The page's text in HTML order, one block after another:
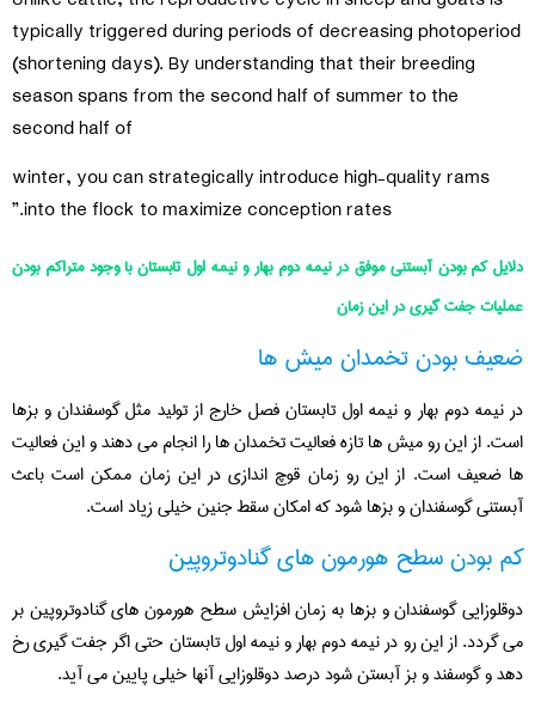
typically triggered during periods of decreasing photoperiod
(shortening days). By understanding that their breeding
season spans from the second half of summer to the
second half of
winter, you can strategically introduce high-quality rams
into the flock to maximize conception rates.”
دلایل کم بودن آبستنی موفق در نیمه دوم بهار و نیمه اول تابستان با وجود متراکم بودن
عملیات جفت گیری در این زمان
ضعیف بودن تخمدان میش ها
در نیمه دوم بهار و نیمه اول تابستان فصل خارج از تولید مثل گوسفندان و بزها
است. از این رو میش ها تازه فعالیت تخمدان ها را انجام می دهند و این فعالیت
ها ضعیف است. از این رو زمان قوچ اندازی در این زمان ممکن است باعث
آبستنی گوسفندان و بزها شود که امکان سقط جنین خیلی زیاد است.
کم بودن سطح هورمون های گنادوتروپین
دوقلوزایی گوسفندان و بزها به زمان افزایش سطح هورمون های گنادوتروپین بر
می گردد. از این رو در نیمه دوم بهار و نیمه اول تابستان حتی اگر جفت گیری رخ
دهد و گوسفند و بز آبستن شود درصد دوقلوزایی آنها خیلی پایین می آید.